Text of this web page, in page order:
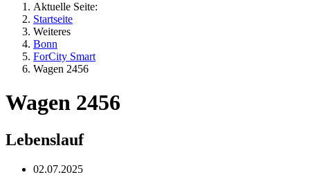
Aktuelle Seite:
Startseite
Weiteres
Bonn
ForCity Smart
Wagen 2456
Wagen 2456
Lebenslauf
02.07.2025